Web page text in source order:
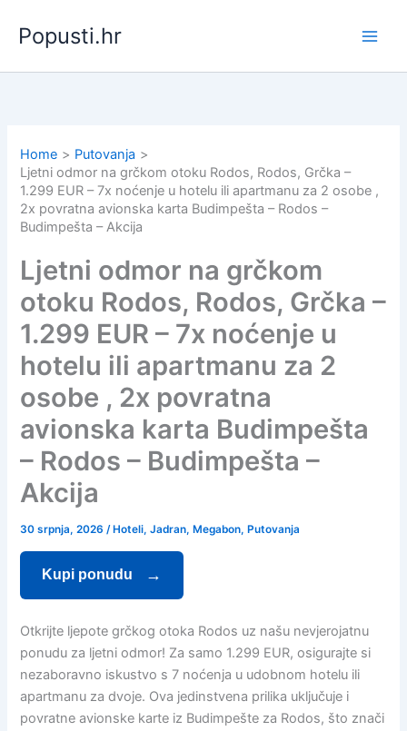
content
Popusti.hr
Home
Putovanja
Ljetni odmor na grčkom otoku Rodos, Rodos, Grčka –
1.299 EUR – 7x noćenje u hotelu ili apartmanu za 2 osobe ,
2x povratna avionska karta Budimpešta – Rodos –
Budimpešta – Akcija
Ljetni odmor na grčkom
otoku Rodos, Rodos, Grčka –
1.299 EUR – 7x noćenje u
hotelu ili apartmanu za 2
osobe , 2x povratna
avionska karta Budimpešta
– Rodos – Budimpešta –
Akcija
30 srpnja, 2026/ Hoteli,Jadran, Megabon, Putovanja
Kupi ponudu
Otkrijte ljepote grčkog otoka Rodos uz našu nevjerojatnu
ponudu za ljetni odmor! Za samo 1.299 EUR, osigurajte si
nezaboravno iskustvo s 7 noćenja u udobnom hotelu ili
apartmanu za dvoje. Ova jedinstvena prilika uključuje i
povratne avionske karte iz Budimpešte za Rodos, što znači